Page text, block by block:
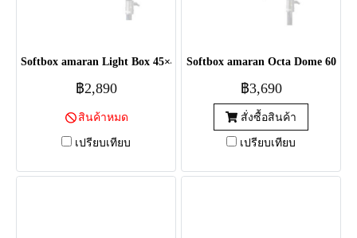
Softbox amaran Light Box 45×45
฿2,890
สินค้าหมด
เปรียบเทียบ
Softbox amaran Octa Dome 60
฿3,690
สั่งซื้อสินค้า
เปรียบเทียบ